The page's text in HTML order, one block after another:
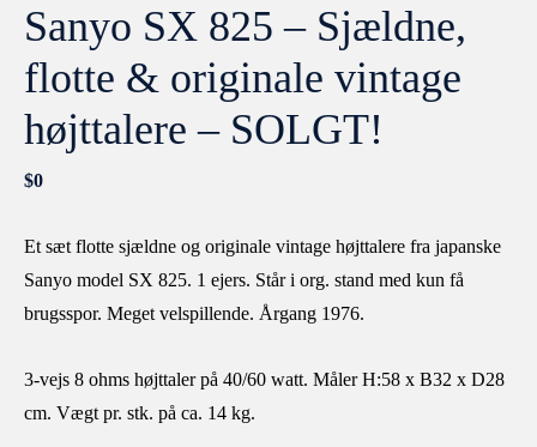
Sanyo SX 825 – Sjældne,
flotte & originale vintage
højttalere – SOLGT!
$0
Et sæt flotte sjældne og originale vintage højttalere fra japanske
Sanyo model SX 825. 1 ejers. Står i org. stand med kun få
brugsspor. Meget velspillende. Årgang 1976.
3-vejs 8 ohms højttaler på 40/60 watt. Måler H:58 x B32 x D28
cm. Vægt pr. stk. på ca. 14 kg.